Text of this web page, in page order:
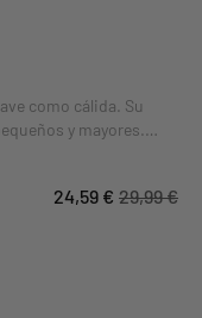
como cálida. Su
y mayores.
24,59 € 29,99 €